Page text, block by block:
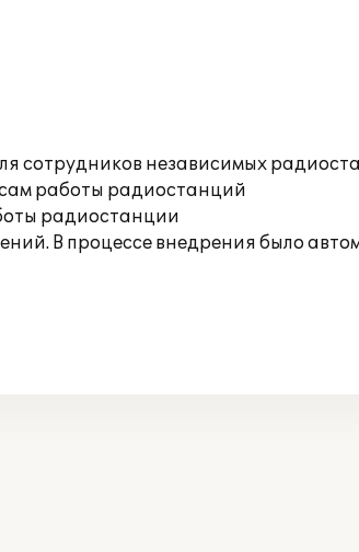
сотрудников независимых
работы радиостанций
радиостанции
В процессе внедрения было